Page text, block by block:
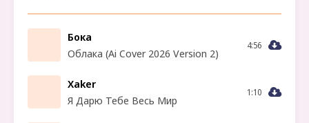
Бока
Облака (Ai Cover 2026 Version 2)
4:56
Xaker
Я Дарю Тебе Весь Мир
1:10